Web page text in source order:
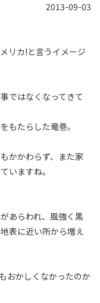
2013-09-03
リカ!と言うイメージ
ではなくなってきて
もたらした竜巻。
かかわらず、また家
いますね。
あらわれ、風強く黒
表に近い所から増え
おかしくなかったのか